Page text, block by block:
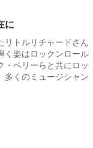
に
リトルリチャードさん
く姿はロックンロール
・ベリーらと共にロッ
多くのミュージシャン